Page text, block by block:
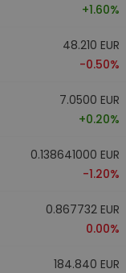
+1.60%
48.210 EUR
-0.50%
7.0500 EUR
+0.20%
0.138641000 EUR
-1.20%
0.867732 EUR
0.00%
184.840 EUR